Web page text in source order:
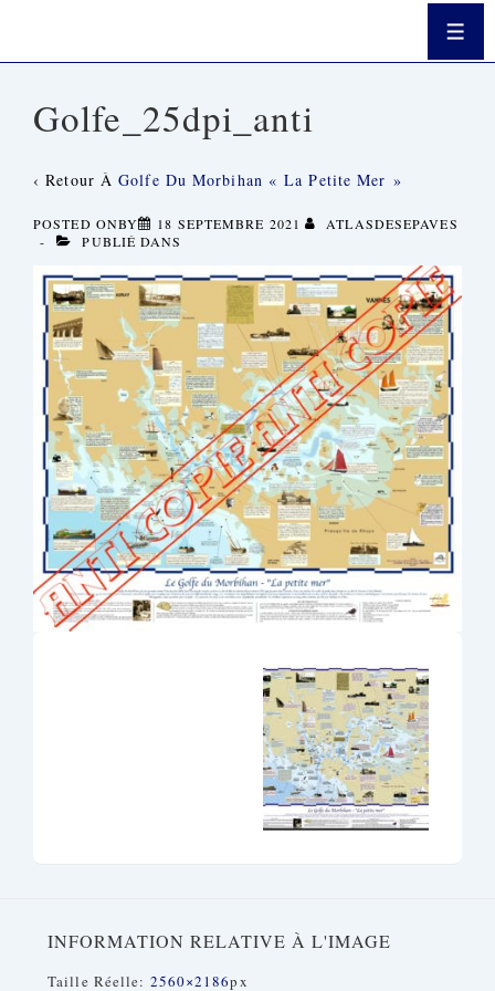
Contenu
Golfe_25dpi_anti
‹ Retour ÀGolfe Du Morbihan « La Petite Mer »
POSTED ONBY 18 SEPTEMBRE 2021
ATLASDESEPAVES
PUBLIÉ DANS
INFORMATION RELATIVE À L'IMAGE
Taille Réelle: 2560×2186Px